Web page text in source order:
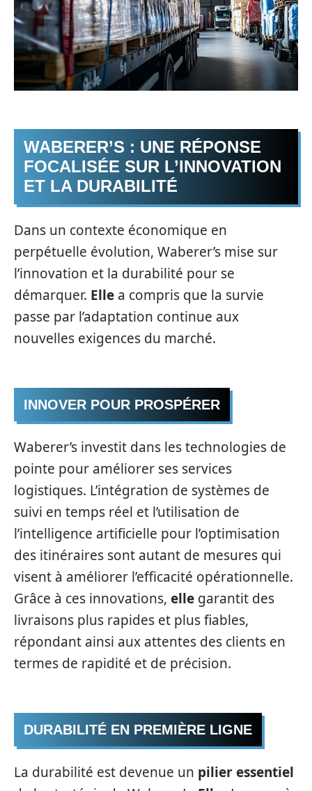
WABERER’S : UNE RÉPONSE
FOCALISÉE SUR L’INNOVATION
ET LA DURABILITÉ
Dans un contexte économique en
perpétuelle évolution, Waberer’s mise sur
l’innovation et la durabilité pour se
démarquer. Elle a compris que la survie
passe par l’adaptation continue aux
nouvelles exigences du marché.
INNOVER POUR PROSPÉRER
Waberer’s investit dans les technologies de
pointe pour améliorer ses services
logistiques. L’intégration de systèmes de
suivi en temps réel et l’utilisation de
l’intelligence artificielle pour l’optimisation
des itinéraires sont autant de mesures qui
visent à améliorer l’efficacité opérationnelle.
Grâce à ces innovations, elle garantit des
livraisons plus rapides et plus fiables,
répondant ainsi aux attentes des clients en
termes de rapidité et de précision.
DURABILITÉ EN PREMIÈRE LIGNE
La durabilité est devenue un pilier essentiel